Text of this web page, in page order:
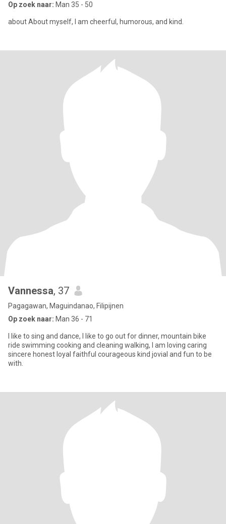
Op zoek naar: Man 35 - 50
about About myself, I am cheerful, humorous, and kind.
Vannessa, 37
Pagagawan, Maguindanao, Filipijnen
Op zoek naar: Man 36 - 71
I like to sing and dance, I like to go out for dinner, mountain bike
ride swimming cooking and cleaning walking, I am loving caring
sincere honest loyal faithful courageous kind jovial and fun to be
with.